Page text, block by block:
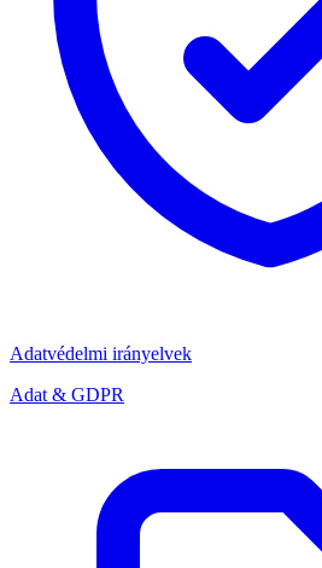
Adatvédelmi irányelvek
Adat & GDPR